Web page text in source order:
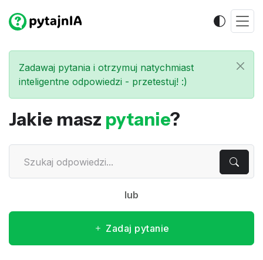
Zadawaj pytania i otrzymuj natychmiast
inteligentne odpowiedzi - przetestuj! :)
Jakie masz pytanie?
lub
Zadaj pytanie